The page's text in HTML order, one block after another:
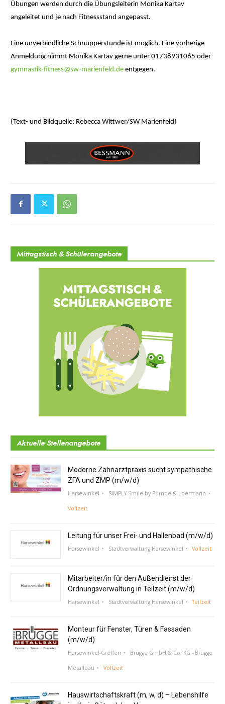
Übungen werden durch die Übungsleiterin Monika Kartav
angeleitet und je nach Fitnessstand angepasst.
Eine unverbindliche Schnupperstunde ist möglich. Eine vorherige
Anmeldung nimmt Monika Kartav gerne unter 01738931065 oder
gymnastik-fitness@sw-marienfeld.de entgegen.
(Text- und Bildquelle: Rebecca Wittwer/SW Marienfeld)
Mittagstisch & Schülerangebote
Aktuelle Stellenangebote
Moderne Zahnarztpraxis sucht sympathische
ZFA und ZMP (m/w/d)
Harsewinkel SIMPLY Smile by Pumpe & Loermann
Vollzeit
Leitung für unser Frei- und Hallenbad (m/w/d)
Harsewinkel Stadtverwaltung Harsewinkel Vollzeit
Mitarbeiter/in für den Außendienst der
Ordnungsverwaltung in Teilzeit (m/w/d)
Harsewinkel Stadtverwaltung Harsewinkel Teilzeit
Monteur für Fenster, Türen & Fassaden
(m/w/d)
Harsewinkel-Greffen Brügge GmbH & Co. KG - Brügge
Metallbau Vollzeit
Hauswirtschaftskraft (m, w, d) – Lebenshilfe